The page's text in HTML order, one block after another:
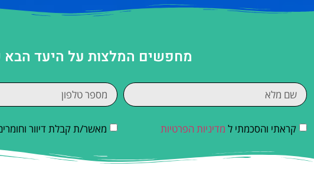
מחפשים המלצות על היעד
קראתי והסכמתי ל מדיניות הפרטיות מאשר/ת קבלת דיוור